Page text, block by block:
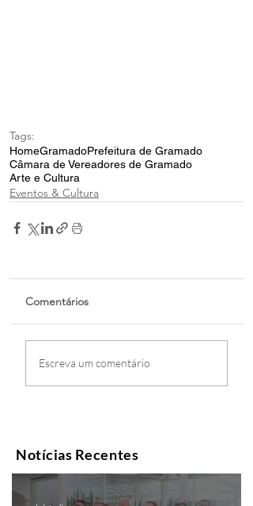
Tags:
HomeGramadoPrefeitura de Gramado
Câmara de Vereadores de Gramado
Arte e Cultura
Eventos & Cultura
Comentários
Escreva um comentário
Notícias Recentes